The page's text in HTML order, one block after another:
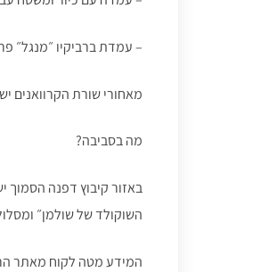
– עמדת ברביקיו ״מנגל״
מאחורי שורת הקרוואנים
מה בסביבה?
באזור קיבוץ דפנה הסמוך
השוקולד של שולמן״
המידע מטה לקוח מאתר